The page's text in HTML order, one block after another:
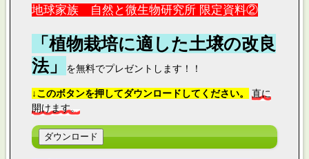
地球家族 自然と微生物研究所 限定資料②
「植物栽培に適した土壌の改良
法」
を無料でプレゼントします！！
↓このボタンを押してダウンロードしてください。
直に
開けます。